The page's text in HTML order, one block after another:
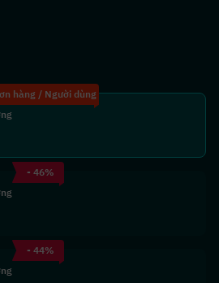
hàng / Người dùng
- 46%
- 44%